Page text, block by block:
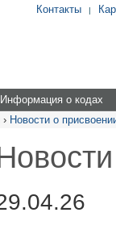
Контакты |
Информация о кодах
› Новости о